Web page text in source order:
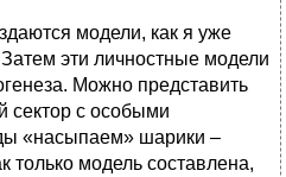
модели, как я уже
эти личностные модели
Можно представить
сектор с особыми
«насыпаем» шарики –
только модель составлена,